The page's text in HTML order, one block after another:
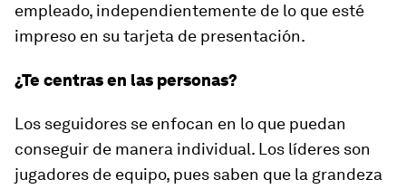
empleado, independientemente de lo que esté
impreso en su tarjeta de presentación.
¿Te centras en las personas?
Los seguidores se enfocan en lo que puedan
conseguir de manera individual. Los líderes son
jugadores de equipo, pues saben que la grandeza